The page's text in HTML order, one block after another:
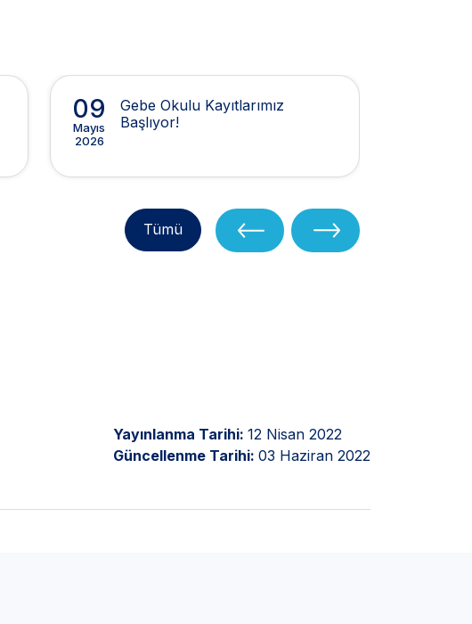
09
Mayıs
2026
Gebe Okulu Kayıtlarımız
Başlıyor!
Tümü
Yayınlanma Tarihi: 12 Nisan 2022
Güncellenme Tarihi: 03 Haziran 2022